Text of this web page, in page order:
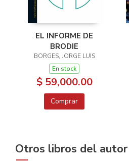
EL INFORME DE
BRODIE
BORGES, JORGE LUIS
En stock
$ 59,000.00
Comprar
Otros libros del autor